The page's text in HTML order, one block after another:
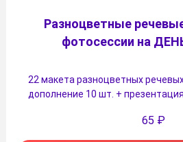
Разноцветные
фотосессии на
22 макета разноцветных
дополнение 10 шт. +
65 ₽